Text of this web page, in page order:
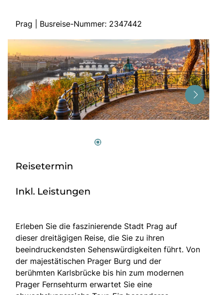
Start
Mehrtagesreisen
Tagesreisen
Bus anmieten
Service
Prag | Busreise-Nummer: 2347442
Reisetermin
Inkl. Leistungen
Erleben Sie die faszinierende Stadt Prag auf
dieser dreitägigen Reise, die Sie zu ihren
beeindruckendsten Sehenswürdigkeiten führt. Von
der majestätischen Prager Burg und der
berühmten Karlsbrücke bis hin zum modernen
Prager Fernsehturm erwartet Sie eine